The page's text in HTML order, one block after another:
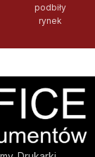
podbiły
rynek